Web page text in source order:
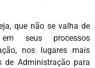
que não se valha de
seus processos
nos lugares mais
de Administração para